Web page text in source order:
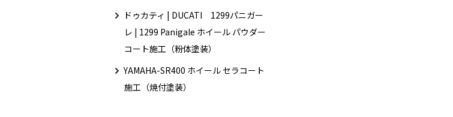
ドゥカティ | DUCATI 1299パニガー
レ | 1299 Panigale ホイール パウダー
コート施工（粉体塗装）
YAMAHA-SR400 ホイール セラコート
施工（焼付塗装）